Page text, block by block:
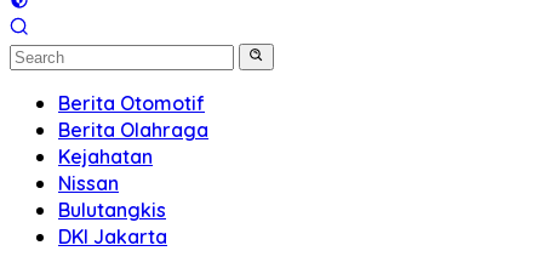
Berita Otomotif
Berita Olahraga
Kejahatan
Nissan
Bulutangkis
DKI Jakarta